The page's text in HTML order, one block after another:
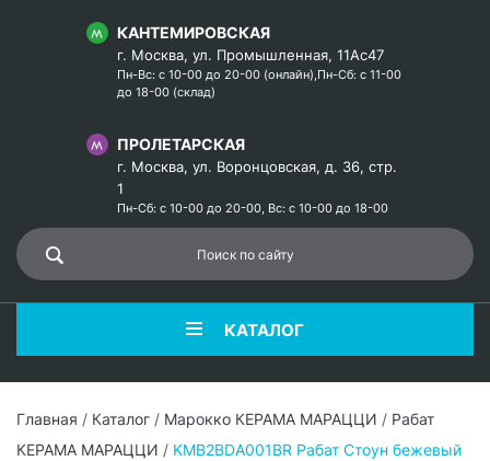
КАНТЕМИРОВСКАЯ
г. Москва, ул. Промышленная, 11Ас47
Пн-Вс: с 10-00 до 20-00 (онлайн),Пн-Сб: с 11-00
до 18-00 (склад)
ПРОЛЕТАРСКАЯ
г. Москва, ул. Воронцовская, д. 36, стр.
1
Пн-Сб: с 10-00 до 20-00, Вс: с 10-00 до 18-00
КАТАЛОГ
Главная / Каталог / Марокко КЕРАМА МАРАЦЦИ / Рабат
КЕРАМА МАРАЦЦИ / KMB2BDA001BR Рабат Стоун бежевый